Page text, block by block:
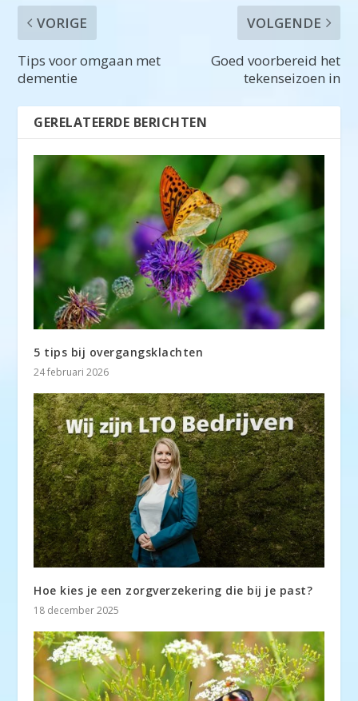
VORIGE
Tips voor omgaan met
dementie
VOLGENDE
Goed voorbereid het
tekenseizoen in
GERELATEERDE BERICHTEN
5 tips bij overgangsklachten
24 februari 2026
Hoe kies je een zorgverzekering die bij je past?
18 december 2025